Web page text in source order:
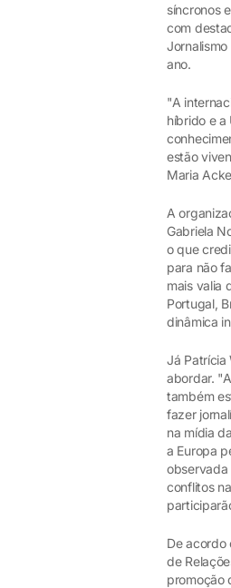
síncronos
com
ano.
"A
híbrido e a
estão
Maria
A
Gabriela
o que
para não
mais valia
Portugal,
dinâmica
Já Patrícia
abordar.
também
fazer
na mídia
a Europa
observada
conflitos
De acordo
de
promoção